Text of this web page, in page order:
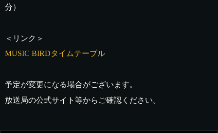
分）
＜リンク＞
MUSIC BIRDタイムテーブル
予定が変更になる場合がございます。
放送局の公式サイト等からご確認ください。